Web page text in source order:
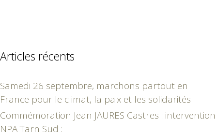
Articles récents
Samedi 26 septembre, marchons partout en
France pour le climat, la paix et les solidarités !
Commémoration Jean JAURES Castres : intervention
NPA Tarn Sud :